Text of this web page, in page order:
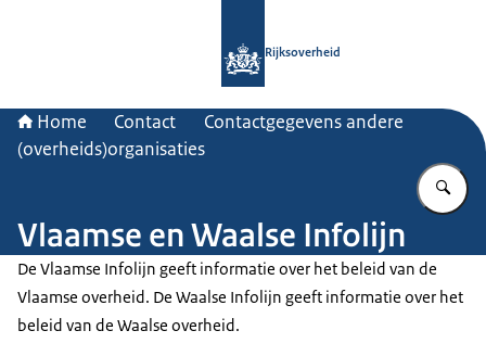
Rijksoverheid
Home Contact
Contactgegevens andere
(overheids)organisaties
Vlaamse en Waalse Infolijn
De Vlaamse Infolijn geeft informatie over het beleid van de
Vlaamse overheid. De Waalse Infolijn geeft informatie over het
beleid van de Waalse overheid.